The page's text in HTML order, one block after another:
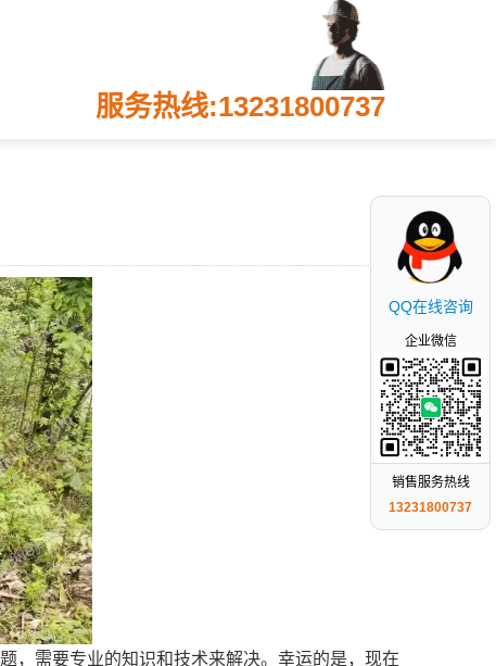
服务热线:13231800737
，需要专业的知识和技术来解决。幸运的是，现在
QQ在线咨询
企业微信
销售服务热线
13231800737